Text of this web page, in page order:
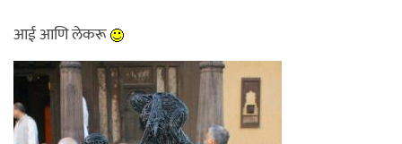
आई आणि लेकरू